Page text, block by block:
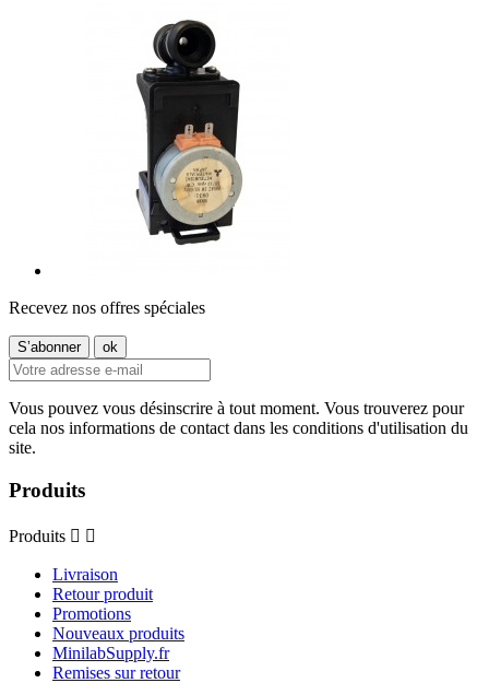
Recevez nos offres spéciales
Vous pouvez vous désinscrire à tout moment. Vous trouverez pour
cela nos informations de contact dans les conditions d'utilisation du
site.
Produits
Produits  
Livraison
Retour produit
Promotions
Nouveaux produits
MinilabSupply.fr
Remises sur retour